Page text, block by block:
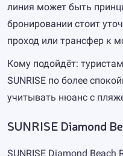
линия может быть
бронировании стоит
проход или трансфер к
Кому подойдёт:
SUNRISE по более
учитывать нюанс с
SUNRISE Diamond
SUNRISE Diamond